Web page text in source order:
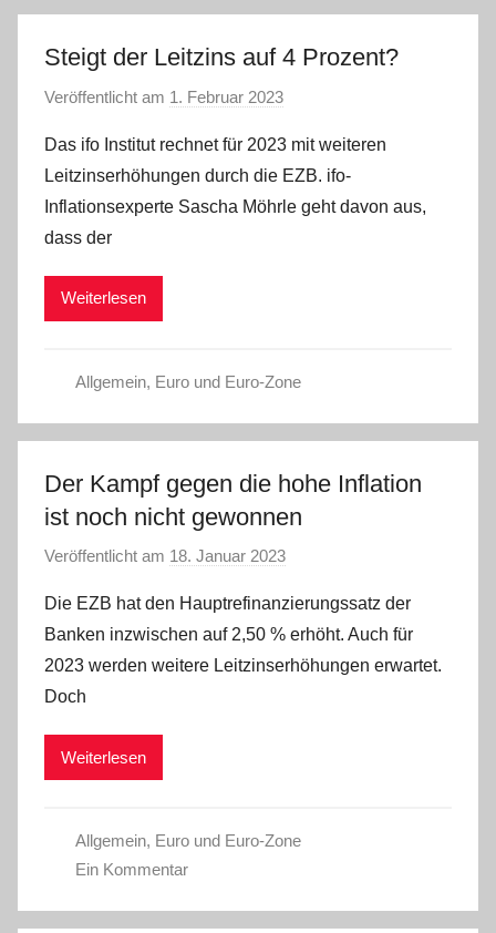
Steigt der Leitzins auf 4 Prozent?
Veröffentlicht am 1. Februar 2023
n
a
d
Das ifo Institut rechnet für 2023 mit weiteren
Leitzinserhöhungen durch die EZB. ifo-
Inflationsexperte Sascha Möhrle geht davon aus,
dass der
Weiterlesen
Allgemein, Euro und Euro-Zone
Der Kampf gegen die hohe Inflation
ist noch nicht gewonnen
Veröffentlicht am 18. Januar 2023
n
a
d
Die EZB hat den Hauptrefinanzierungssatz der
Banken inzwischen auf 2,50 % erhöht. Auch für
2023 werden weitere Leitzinserhöhungen erwartet.
Doch
Weiterlesen
Allgemein, Euro und Euro-Zone
Ein Kommentar